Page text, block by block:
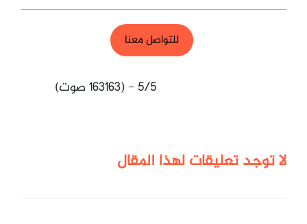
للتواصل معنا
5/5 - (163163 صوت)
لا توجد تعليقات لهذا المقال